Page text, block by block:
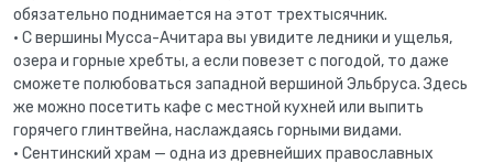
обязательно поднимается на этот трехтысячник.
• С вершины Мусса-Ачитара вы увидите ледники и ущелья,
озера и горные хребты, а если повезет с погодой, то даже
сможете полюбоваться западной вершиной Эльбруса. Здесь
же можно посетить кафе с местной кухней или выпить
горячего глинтвейна, наслаждаясь горными видами.
• Сентинский храм — одна из древнейших православных